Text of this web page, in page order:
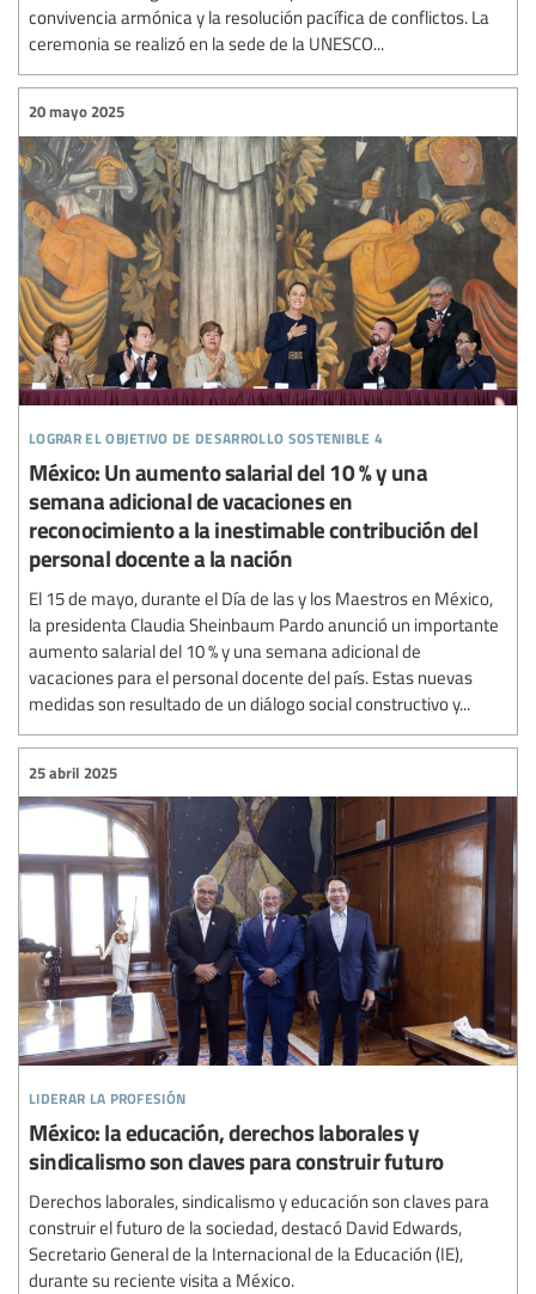
convivencia armónica y la resolución pacífica de conflictos. La
ceremonia se realizó en la sede de la UNESCO...
lograr el objetivo de desarrollo sostenible 4
20 mayo 2025
México: Un aumento salarial del 10 % y una
semana adicional de vacaciones en
reconocimiento a la inestimable contribución del
personal docente a la nación
El 15 de mayo, durante el Día de las y los Maestros en México,
la presidenta Claudia Sheinbaum Pardo anunció un importante
aumento salarial del 10 % y una semana adicional de
vacaciones para el personal docente del país. Estas nuevas
medidas son resultado de un diálogo social constructivo y...
liderar la profesión
25 abril 2025
México: la educación, derechos laborales y
sindicalismo son claves para construir futuro
Derechos laborales, sindicalismo y educación son claves para
construir el futuro de la sociedad, destacó David Edwards,
Secretario General de la Internacional de la Educación (IE),
durante su reciente visita a México.